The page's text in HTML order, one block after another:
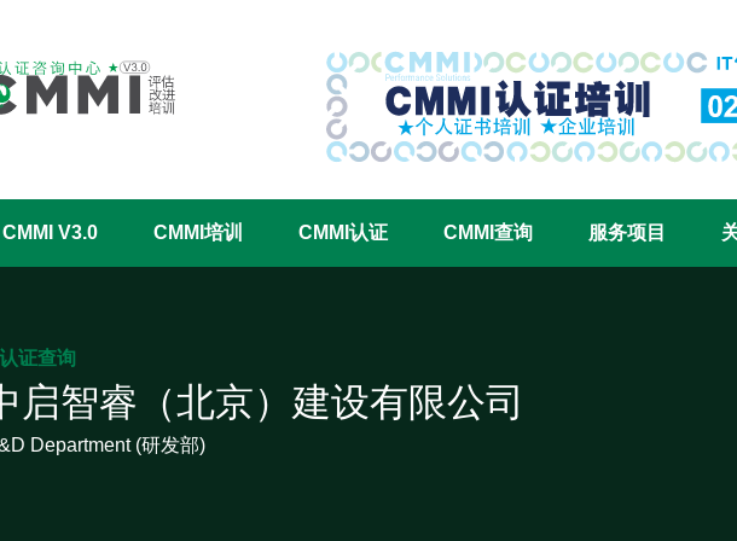
CMMI认证咨询中心官网
CMMI V3.0 CMMI培训 CMMI认证 CMMI查询 服务项目
证查询
启智睿（北京）建设有限公司
Department (研发部)